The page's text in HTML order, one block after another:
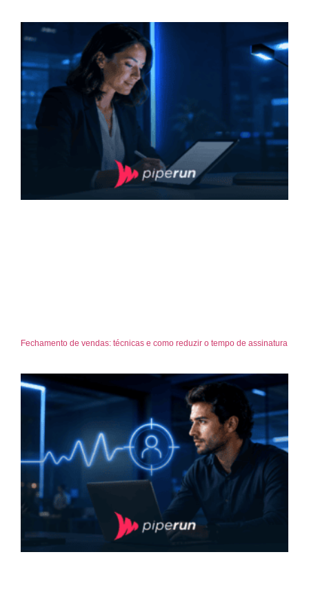
Fechamento de vendas: técnicas e como reduzir o tempo de assinatura